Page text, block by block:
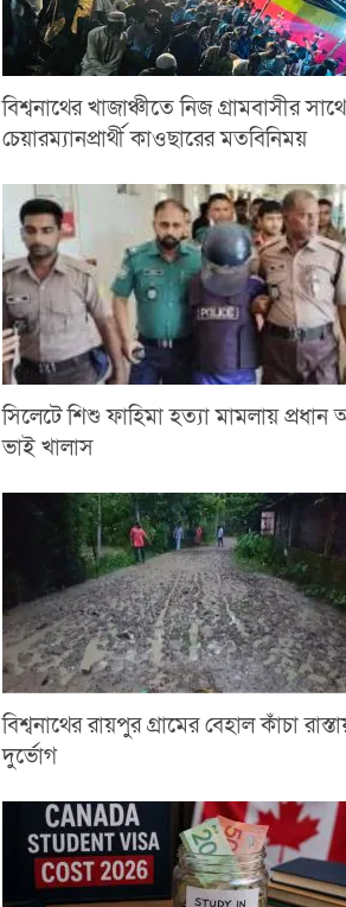
বিশ্বনাথের খাজাঞ্চীতে নিজ গ্রামবাসীর
চেয়ারম্যানপ্রার্থী কাওছারের মতবিনিময়
সিলেটে শিশু ফাহিমা হত্যা মামলায়
ভাই খালাস
বিশ্বনাথের রায়পুর গ্রামের বেহাল কাঁচা
দুর্ভোগ